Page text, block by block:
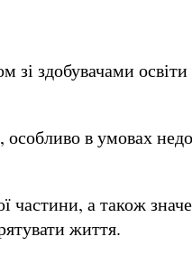
здобувачами освіти
в умовах
частини, а також
життя.